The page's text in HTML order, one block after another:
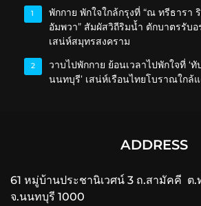
1
พักกาย พักใจใกล้กรุงที่ “ณ ทรีธารา
อัมพวา” สัมผัสวิถีริมน้ำ ตักบาตรรับ
เสน่ห์สมุทรสงคราม
2
วาบไปพักกาย ย้อนเวลาไปพักใจที่ ‘
นนทบุรี’ เสน่ห์เรือนไทยโบราณใกล้แ
ADDRESS
61 หมู่บ้านประชานิเวศน์ 3 ถ.สามัคคี ต.
จ.นนทบุรี 1000